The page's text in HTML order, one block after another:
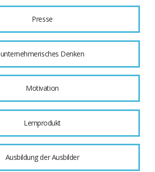
Presse
unternehmerisches Denken
Motivation
Lernprodukt
Ausbildung der Ausbilder